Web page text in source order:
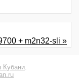
+ m2n32-sli »
Кубани.